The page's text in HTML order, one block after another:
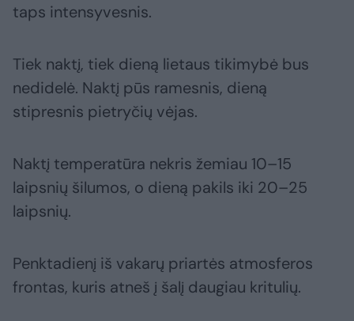
taps intensyvesnis.
Tiek naktį, tiek dieną lietaus tikimybė bus
nedidelė. Naktį pūs ramesnis, dieną
stipresnis pietryčių vėjas.
Naktį temperatūra nekris žemiau 10–15
laipsnių šilumos, o dieną pakils iki 20–25
laipsnių.
Penktadienį iš vakarų priartės atmosferos
frontas, kuris atneš į šalį daugiau kritulių.